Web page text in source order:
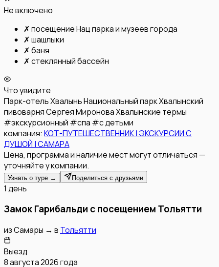
Не включено
✗ посещение Нац парка и музеев города
✗ шашлыки
✗ баня
✗ стеклянный бассейн
Что увидите
Парк-отель ХвалыньНациональный парк Хвалынский
пивоварня Сергея МироноваХвалынские термы
#экскурсионный #спа #с детьми
компания: КОТ-ПУТЕШЕСТВЕННИК | ЭКСКУРСИИ С
ДУШОЙ | САМАРА
Цена, программа и наличие мест могут отличаться —
уточняйте у компании.
Узнать о туре → Поделиться с друзьями
1 день
Замок Гарибальди с посещением Тольятти
изСамары → в Тольятти
Выезд
8 августа 2026 года